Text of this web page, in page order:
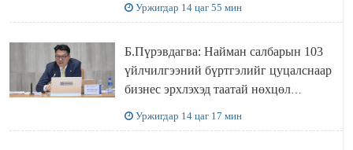
Уржигдар 14 цаг 55 мин
Б.Пүрэвдагва: Найман салбарын 103
үйлчилгээний бүртгэлийг цуцалснаар
бизнес эрхлэхэд таатай нөхцөл
Уржигдар 14 цаг 17 мин